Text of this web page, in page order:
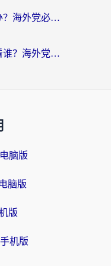
洋码头在缅甸用不了怎么办？海外党必备回国加速指南，解决追剧购物生活服务难题
优酷视频怎么才能解除只看谁？海外党亲测有效的追剧自由指南
脑版
脑版
版
机版